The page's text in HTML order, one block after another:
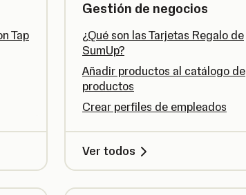
Tap
Gestión de negocios
¿Qué son las Tarjetas Regalo de
SumUp?
Añadir productos al catálogo de
productos
Crear perfiles de empleados
Ver todos